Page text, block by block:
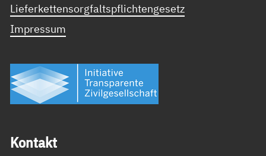
Lieferkettensorgfaltspflichtengesetz
Impressum
Kon­takt